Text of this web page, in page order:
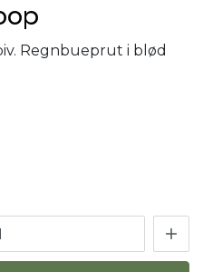
Regnbueprut i blød